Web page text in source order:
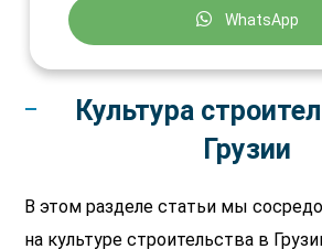
WhatsApp
Культура
Грузии
В этом разделе статьи мы
на культуре строительства в